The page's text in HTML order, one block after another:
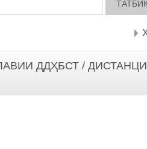
ДДҲБСТ /